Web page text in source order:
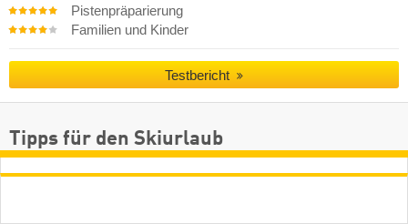
Pistenpräparierung
Familien und Kinder
Testbericht
Tipps für den Skiurlaub